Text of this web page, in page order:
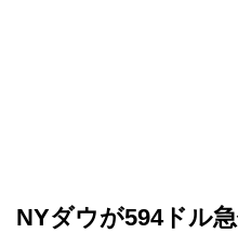
NYダウが594ドル